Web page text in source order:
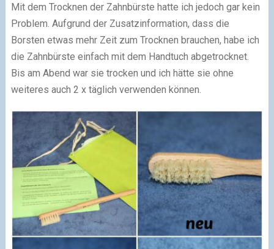
Mit dem Trocknen der Zahnbürste hatte ich jedoch gar kein
Problem. Aufgrund der Zusatzinformation, dass die
Borsten etwas mehr Zeit zum Trocknen brauchen, habe ich
die Zahnbürste einfach mit dem Handtuch abgetrocknet.
Bis am Abend war sie trocken und ich hätte sie ohne
weiteres auch 2 x täglich verwenden können.